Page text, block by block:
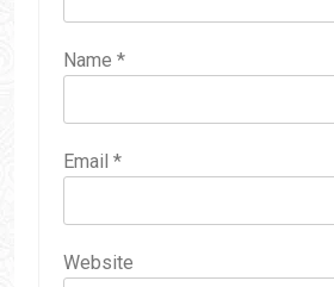
Name *
Email *
Website